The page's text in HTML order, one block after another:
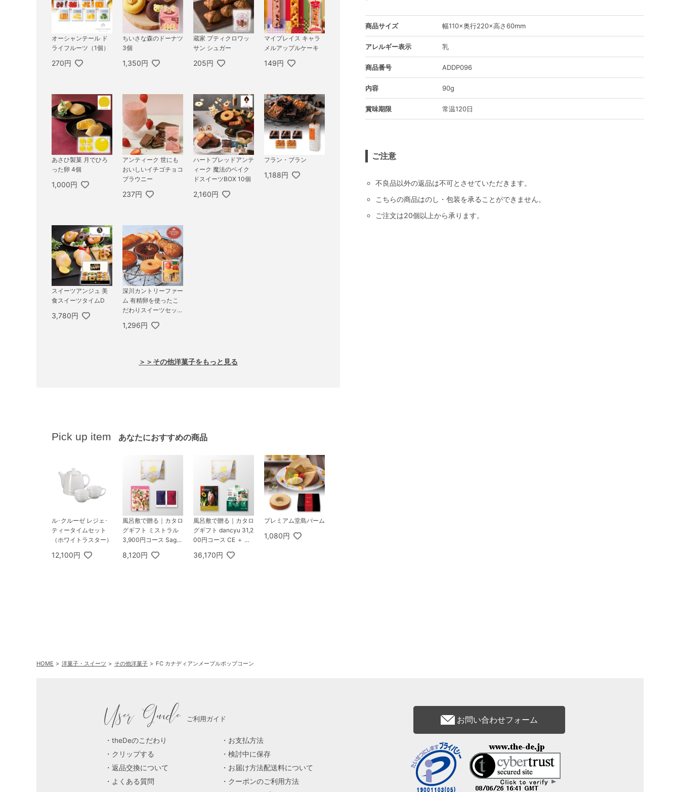
オーシャンテール ド
ライフルーツ（1個）
270円
ちいさな森のドーナツ
3個
1,350円
蔵家 プティクロワッ
サン シュガー
205円
マイプレイス キャラ
メルアップルケーキ
149円
あさひ製菓 月でひろ
った卵 4個
1,000円
アンティーク 世にも
おいしいイチゴチョコ
ブラウニー
237円
ハートブレッドアンテ
ィーク 魔法のベイク
ドスイーツBOX 10個
2,160円
フラン・ブラン
1,188円
スイーツアンジュ 美
食スイーツタイムD
3,780円
深川カントリーファー
ム 有精卵を使ったこ
だわりスイーツセット
1,296円
＞＞その他洋菓子をもっと見る
Pick up item あなたにおすすめの商品
ル･クルーゼ レジェ･
ティータイムセット
（ホワイトラスター）
12,100円
風呂敷で贈る｜カタロ
グギフト ミストラル
3,900円コース Sage
恵みA
8,120円
風呂敷で贈る｜カタロ
グギフト dancyu 31,2
00円コース CE ＋ ス
ミ パーソナルドリッ
36,170円
プレミアム堂島バーム
1,080円
商品サイズ 幅110×奥行220×高さ60mm
アレルギー表示 乳
商品番号 ADDP096
内容 90g
賞味期限 常温120日
ご注意
不良品以外の返品は不可とさせていただきます。
こちらの商品はのし・包装を承ることができません。
ご注文は20個以上から承ります。
HOME 洋菓子・スイーツ その他洋菓子 FC カナディアンメープルポップコーン
User Guide ご利用ガイド
theDeのこだわり
お支払方法
クリップする
検討中に保存
返品交換について
お届け方法配送料について
よくある質問
クーポンのご利用方法
お問い合わせフォーム